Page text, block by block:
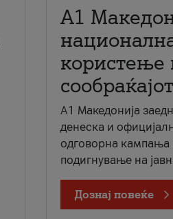
A1
користење
сообраќајот
A1 Македонија
денеска и
одговорна кампања
подигнување на
Дознај повеќе